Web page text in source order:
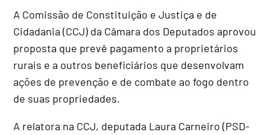
A Comissão de Constituição e Justiça e de
Cidadania (CCJ) da Câmara dos Deputados aprovou
proposta que prevê pagamento a proprietários
rurais e a outros beneficiários que desenvolvam
ações de prevenção e de combate ao fogo dentro
de suas propriedades.
A relatora na CCJ, deputada Laura Carneiro (PSD-